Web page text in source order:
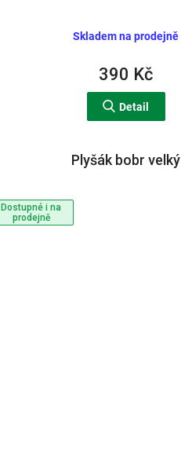
Skladem na prodejně
390 Kč
Detail
Dostupné i na
prodejně
Plyšák bobr velký